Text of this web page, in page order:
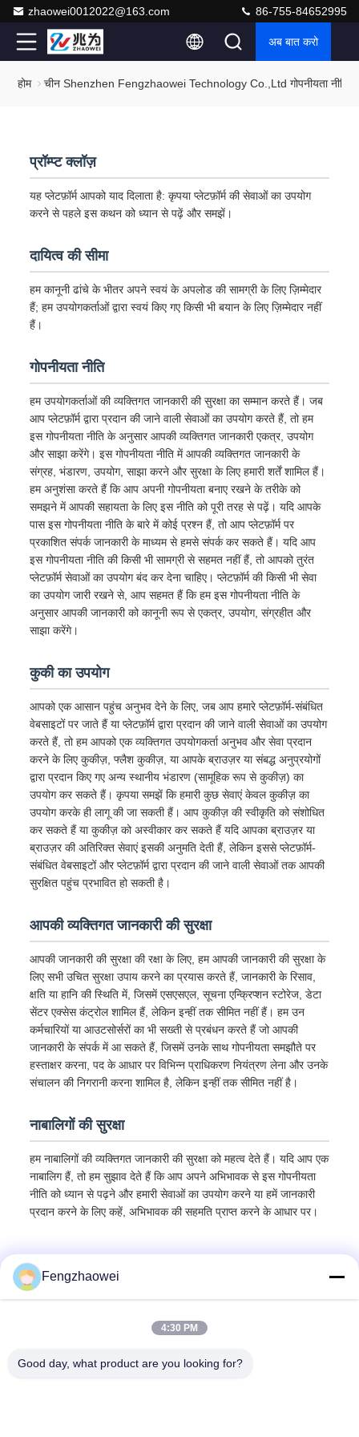
zhaowei0012022@163.com 86-755-84652995
अब बात करो
होम चीन Shenzhen Fengzhaowei Technology Co.,Ltd गोपनीयता नीति
प्रॉम्प्ट क्लॉज़
यह प्लेटफ़ॉर्म आपको याद दिलाता है: कृपया प्लेटफ़ॉर्म की सेवाओं का उपयोग
करने से पहले इस कथन को ध्यान से पढ़ें और समझें।
दायित्व की सीमा
हम कानूनी ढांचे के भीतर अपने स्वयं के अपलोड की सामग्री के लिए ज़िम्मेदार
हैं; हम उपयोगकर्ताओं द्वारा स्वयं किए गए किसी भी बयान के लिए ज़िम्मेदार नहीं
हैं।
गोपनीयता नीति
हम उपयोगकर्ताओं की व्यक्तिगत जानकारी की सुरक्षा का सम्मान करते हैं। जब
आप प्लेटफ़ॉर्म द्वारा प्रदान की जाने वाली सेवाओं का उपयोग करते हैं, तो हम
इस गोपनीयता नीति के अनुसार आपकी व्यक्तिगत जानकारी एकत्र, उपयोग
और साझा करेंगे। इस गोपनीयता नीति में आपकी व्यक्तिगत जानकारी के
संग्रह, भंडारण, उपयोग, साझा करने और सुरक्षा के लिए हमारी शर्तें शामिल हैं।
हम अनुशंसा करते हैं कि आप अपनी गोपनीयता बनाए रखने के तरीके को
समझने में आपकी सहायता के लिए इस नीति को पूरी तरह से पढ़ें। यदि आपके
पास इस गोपनीयता नीति के बारे में कोई प्रश्न हैं, तो आप प्लेटफ़ॉर्म पर
प्रकाशित संपर्क जानकारी के माध्यम से हमसे संपर्क कर सकते हैं। यदि आप
इस गोपनीयता नीति की किसी भी सामग्री से सहमत नहीं हैं, तो आपको तुरंत
प्लेटफ़ॉर्म सेवाओं का उपयोग बंद कर देना चाहिए। प्लेटफ़ॉर्म की किसी भी सेवा
का उपयोग जारी रखने से, आप सहमत हैं कि हम इस गोपनीयता नीति के
अनुसार आपकी जानकारी को कानूनी रूप से एकत्र, उपयोग, संग्रहीत और
साझा करेंगे।
कुकी का उपयोग
आपको एक आसान पहुंच अनुभव देने के लिए, जब आप हमारे प्लेटफ़ॉर्म-संबंधित
वेबसाइटों पर जाते हैं या प्लेटफ़ॉर्म द्वारा प्रदान की जाने वाली सेवाओं का उपयोग
करते हैं, तो हम आपको एक व्यक्तिगत उपयोगकर्ता अनुभव और सेवा प्रदान
करने के लिए कुकीज़, फ्लैश कुकीज़, या आपके ब्राउज़र या संबद्ध अनुप्रयोगों
द्वारा प्रदान किए गए अन्य स्थानीय भंडारण (सामूहिक रूप से कुकीज़) का
उपयोग कर सकते हैं। कृपया समझें कि हमारी कुछ सेवाएं केवल कुकीज़ का
उपयोग करके ही लागू की जा सकती हैं। आप कुकीज़ की स्वीकृति को संशोधित
कर सकते हैं या कुकीज़ को अस्वीकार कर सकते हैं यदि आपका ब्राउज़र या
ब्राउज़र की अतिरिक्त सेवाएं इसकी अनुमति देती हैं, लेकिन इससे प्लेटफ़ॉर्म-
संबंधित वेबसाइटों और प्लेटफ़ॉर्म द्वारा प्रदान की जाने वाली सेवाओं तक आपकी
सुरक्षित पहुंच प्रभावित हो सकती है।
आपकी व्यक्तिगत जानकारी की सुरक्षा
आपकी जानकारी की सुरक्षा की रक्षा के लिए, हम आपकी जानकारी की सुरक्षा के
लिए सभी उचित सुरक्षा उपाय करने का प्रयास करते हैं, जानकारी के रिसाव,
क्षति या हानि की स्थिति में, जिसमें एसएसएल, सूचना एन्क्रिप्शन स्टोरेज, डेटा
सेंटर एक्सेस कंट्रोल शामिल हैं, लेकिन इन्हीं तक सीमित नहीं हैं। हम उन
कर्मचारियों या आउटसोर्सरों का भी सख्ती से प्रबंधन करते हैं जो आपकी
जानकारी के संपर्क में आ सकते हैं, जिसमें उनके साथ गोपनीयता समझौते पर
हस्ताक्षर करना, पद के आधार पर विभिन्न प्राधिकरण नियंत्रण लेना और उनके
संचालन की निगरानी करना शामिल है, लेकिन इन्हीं तक सीमित नहीं है।
नाबालिगों की सुरक्षा
हम नाबालिगों की व्यक्तिगत जानकारी की सुरक्षा को महत्व देते हैं। यदि आप एक
नाबालिग हैं, तो हम सुझाव देते हैं कि आप अपने अभिभावक से इस गोपनीयता
नीति को ध्यान से पढ़ने और हमारी सेवाओं का उपयोग करने या हमें जानकारी
प्रदान करने के लिए कहें, अभिभावक की सहमति प्राप्त करने के आधार पर।
Fengzhaowei
4:30 PM
Good day, what product are you looking for?